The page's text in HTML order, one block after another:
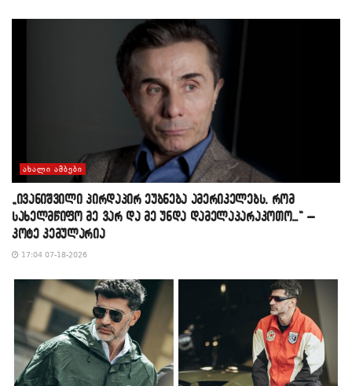
ᲐᲮᲐᲚᲘ ᲐᲛᲑᲔᲑᲘ
„ივანიშვილი პირდაპირ ეუბნება ამერიკელებს, რომ
სახელმწიფო მე ვარ და მე უნდა დამელაპარაკოთო…“ –
კოტე კემულარია
17:04 07-18-2026